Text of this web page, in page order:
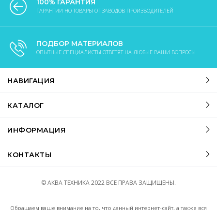
100% ГАРАНТИЯ
ГАРАНТИИ НО ТОВАРЫ ОТ ЗАВОДОВ ПРОИЗВОДИТЕЛЕЙ
ПОДБОР МАТЕРИАЛОВ
ОПЫТНЫЕ СПЕЦИАЛИСТЫ ОТВЕТЯТ НА ЛЮБЫЕ ВАШИ ВОПРОСЫ
НАВИГАЦИЯ
КАТАЛОГ
ИНФОРМАЦИЯ
КОНТАКТЫ
© АКВА ТЕХНИКА2022 ВСЕ ПРАВА ЗАЩИЩЕНЫ.
Обращаем ваше внимание на то, что данный интернет-сайт, а также вся